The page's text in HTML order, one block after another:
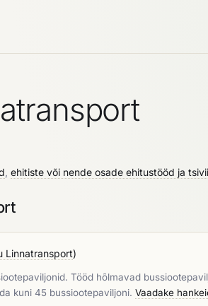
ehitiste või nende osade ehitustööd ja
Linnatransport)
Tööd hõlmavad
kuni 45 bussiootepaviljoni. Vaadake